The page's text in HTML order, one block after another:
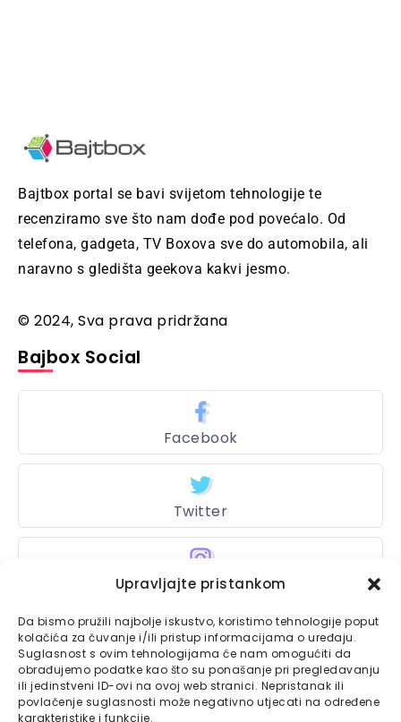
Upravljajte pristankom
Da bismo pružili najbolje iskustvo, koristimo tehnologije poput
kolačića za čuvanje i/ili pristup informacijama o uređaju.
Suglasnost s ovim tehnologijama će nam omogućiti da
obrađujemo podatke kao što su ponašanje pri pregledavanju
ili jedinstveni ID-ovi na ovoj web stranici. Nepristanak ili
povlačenje suglasnosti može negativno utjecati na određene
karakteristike i funkcije.
Bajtbox portal se bavi svijetom tehnologije te
recenziramo sve što nam dođe pod povećalo. Od
telefona, gadgeta, TV Boxova sve do automobila, ali
naravno s gledišta geekova kakvi jesmo.
© 2024, Sva prava pridržana
Bajbox Social
Facebook
Twitter
Instagram
Bajtbox
Linkovi
Bajtbox koristi